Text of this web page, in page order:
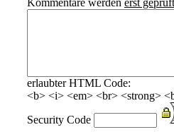
Kommentare werden erst
erlaubter HTML Code:
<b> <i> <em> <br> <strong>
Security Code